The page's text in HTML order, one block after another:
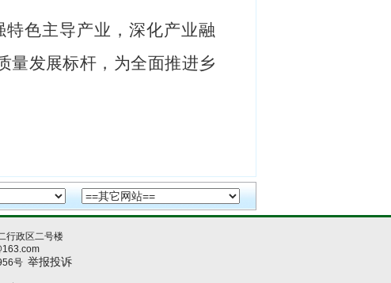
色主导产业，深化产业融
量发展标杆，为全面推进乡
行政区二号楼
号 举报投诉